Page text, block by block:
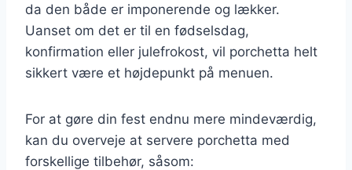
da den både er imponerende og lækker.
Uanset om det er til en fødselsdag,
konfirmation eller julefrokost, vil porchetta helt
sikkert være et højdepunkt på menuen.
For at gøre din fest endnu mere mindeværdig,
kan du overveje at servere porchetta med
forskellige tilbehør, såsom: